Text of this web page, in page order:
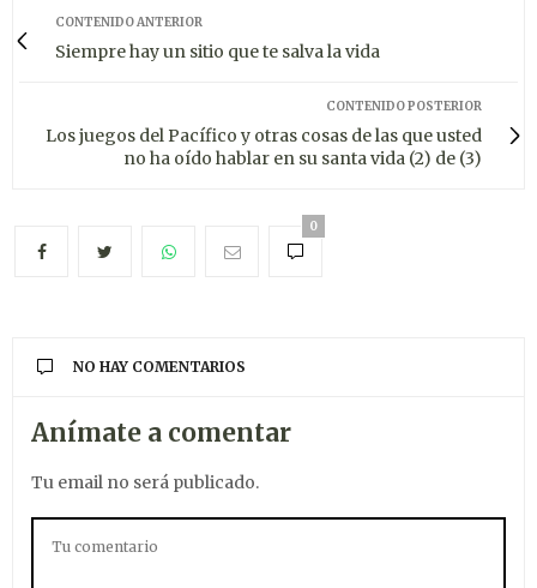
CONTENIDO ANTERIOR
Siempre hay un sitio que te salva la vida
CONTENIDO POSTERIOR
Los juegos del Pacífico y otras cosas de las que usted
no ha oído hablar en su santa vida (2) de (3)
0
NO HAY COMENTARIOS
Anímate a comentar
Tu email no será publicado.